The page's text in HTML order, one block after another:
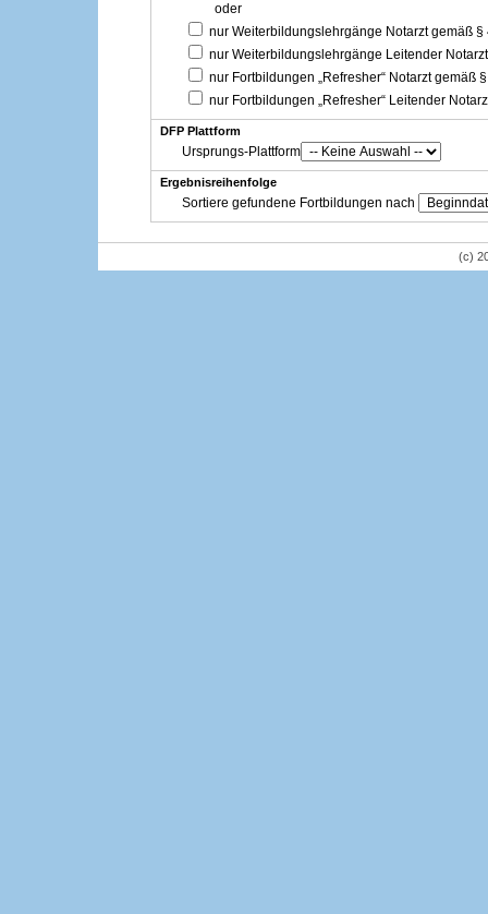
oder
nur Weiterbildungslehrgänge Notarzt gemäß §
nur Weiterbildungslehrgänge Leitender
nur Fortbildungen „Refresher“ Notarzt gemäß
nur Fortbildungen „Refresher“ Leitender
DFP Plattform
Ursprungs-Plattform
Ergebnisreihenfolge
Sortiere gefundene Fortbildungen nach
(c)